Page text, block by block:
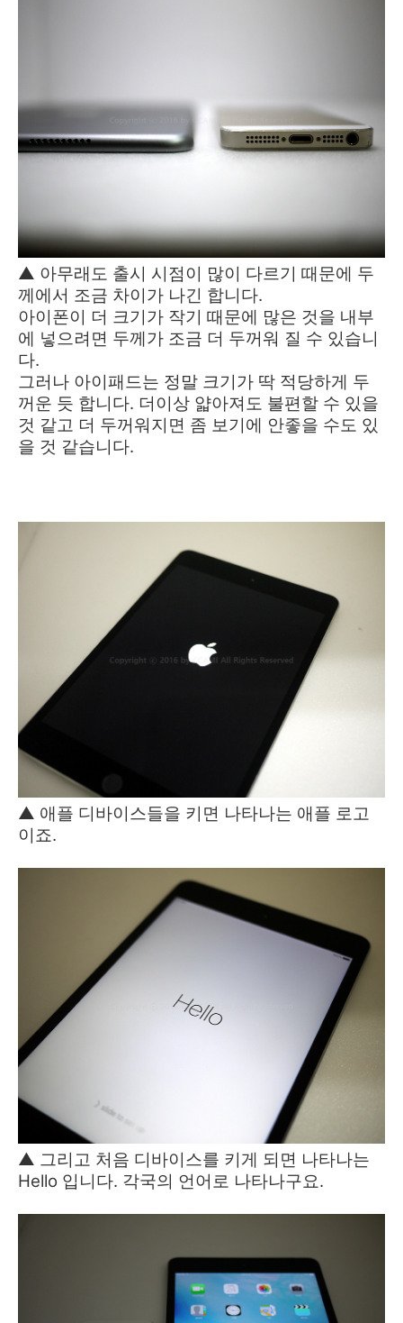
▲ 아무래도 출시 시점이 많이 다르기 때문에 두
께에서 조금 차이가 나긴 합니다.
아이폰이 더 크기가 작기 때문에 많은 것을 내부
에 넣으려면 두께가 조금 더 두꺼워 질 수 있습니
다.
그러나 아이패드는 정말 크기가 딱 적당하게 두
꺼운 듯 합니다. 더이상 얇아져도 불편할 수 있을
것 같고 더 두꺼워지면 좀 보기에 안좋을 수도 있
을 것 같습니다.
▲ 애플 디바이스들을 키면 나타나는 애플 로고
이죠.
▲ 그리고 처음 디바이스를 키게 되면 나타나는
Hello 입니다. 각국의 언어로 나타나구요.